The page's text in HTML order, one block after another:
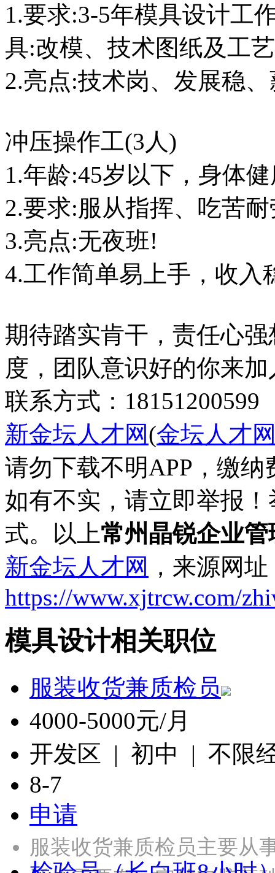
1.要求:3-5年模具设计工
具:改模、技术图纸及工
2.亮点:技术岗、发展稳
冲压操作工(3人)
1.年龄:45岁以下，身体
2.要求:服从指挥、吃苦
3.亮点:无夜班!
4.工作简单易上手，收入
期待踏实肯干，责任心
度，团队意识好的你来加
联系方式：18151200599
新金坛人才网(金坛人才
请勿下载不明APP，缴
如有不实，请立即举报
式。以上常州晶锐企业
新金坛人才网 ，来源网
https://www.xjtrcw.com/
模具设计相关职位
服装收货兼质检员
4000-5000元/月
开发区 | 初中 | 不限
8-7
申请
服装收货兼质检员主要从